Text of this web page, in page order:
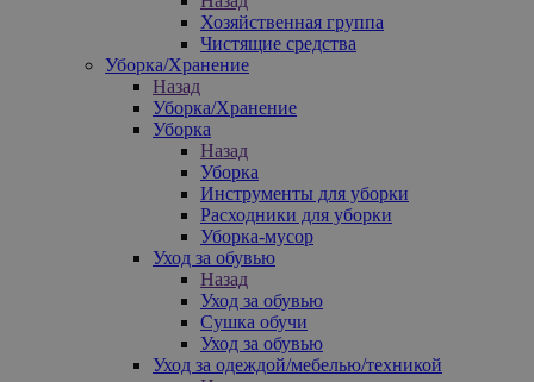
Хозяйственная группа
Чистящие средства
Уборка/Хранение
Назад
Уборка/Хранение
Уборка
Назад
Уборка
Инструменты для уборки
Расходники для уборки
Уборка-мусор
Уход за обувью
Назад
Уход за обувью
Сушка обучи
Уход за обувью
Уход за одеждой/мебелью/техникой